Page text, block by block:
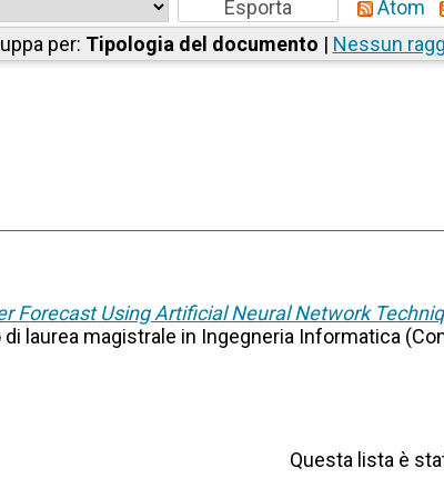
Atom
per: Tipologia del documento | Nessun
Forecast Using Artificial Neural Network
laurea magistrale in Ingegneria Informatica
Questa lista è